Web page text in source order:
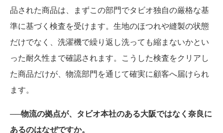
品された商品は、まずこの部門でタビオ独自の厳格な基
準に基づく検査を受けます。生地のほつれや縫製の状態
だけでなく、洗濯機で繰り返し洗っても縮まないかとい
った耐久性まで確認されます。こうした検査をクリアし
た商品だけが、物流部門を通じて確実に顧客へ届けられ
ます。
──物流の拠点が、タビオ本社のある大阪ではなく奈良に
あるのはなぜですか。